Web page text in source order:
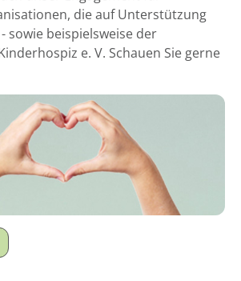
die auf Unterstützung
sowie beispielsweise der
e. V. Schauen Sie gerne